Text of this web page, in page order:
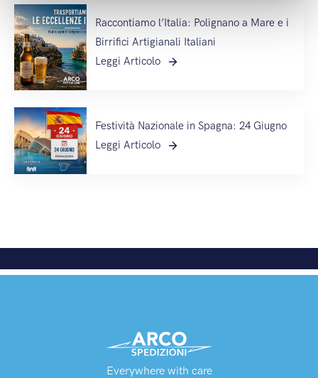
Raccontiamo l’Italia: Polignano a Mare e i
Birrifici Artigianali Italiani
Leggi Articolo
Festività Nazionale in Spagna: 24 Giugno
Leggi Articolo
Everywhere with care